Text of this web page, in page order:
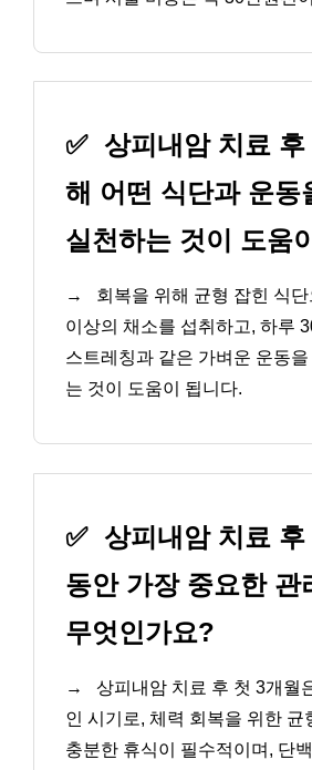
✅ 상피내암 치료 후
해 어떤 식단과 운동
실천하는 것이 도움
→
회복을 위해 균형 잡힌 식단
이상의 채소를 섭취하고, 하루
스트레칭과 같은 가벼운 운동
는 것이 도움이 됩니다.
✅ 상피내암 치료 후
동안 가장 중요한 관
무엇인가요?
→
상피내암 치료 후 첫 3개월
인 시기로, 체력 회복을 위한 균
충분한 휴식이 필수적이며, 단